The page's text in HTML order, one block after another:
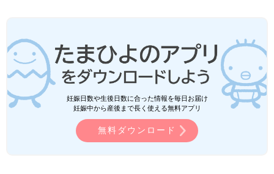
妊娠日数や生後日数に合った情報を毎日お届け
妊娠中から産後まで長く使える無料アプリ
無料ダウンロード